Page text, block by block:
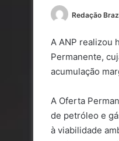
Redação
A ANP realizou
Permanente,
acumulação
A Oferta
de petróleo e
à viabilidade